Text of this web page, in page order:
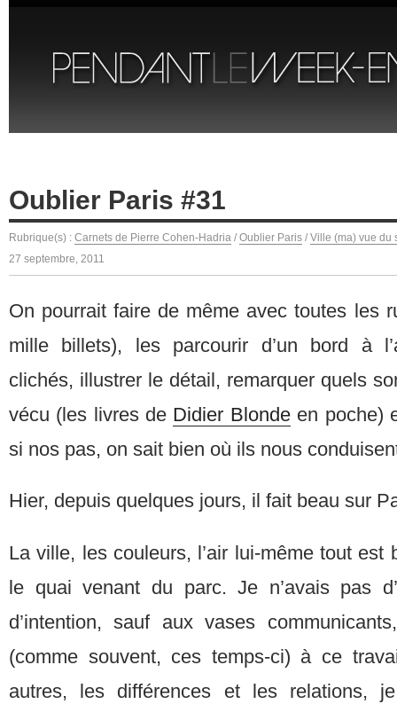
Oublier Paris #31
Rubrique(s) : Carnets de Pierre Cohen-Hadria / Oublier Paris / Ville (ma) vue du
27 septembre, 2011
On pourrait faire de même avec toutes les
mille billets), les parcourir d’un bord à
clichés, illustrer le détail, remarquer quels
vécu (les livres de Didier Blondeen poche)
si nos pas, on sait bien où ils nous
Hier, depuis quelques jours, il fait beau sur
La ville, les couleurs, l’air lui-même tout est
le quai venant du parc. Je n’avais pas
d’intention, sauf aux vases
(comme souvent, ces temps-ci) à ce
autres, les différences et les relations,